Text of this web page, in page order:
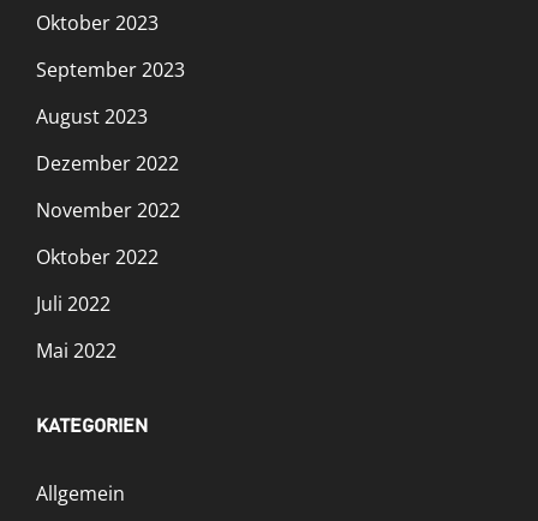
Oktober 2023
September 2023
August 2023
Dezember 2022
November 2022
Oktober 2022
Juli 2022
Mai 2022
KATEGORIEN
Allgemein